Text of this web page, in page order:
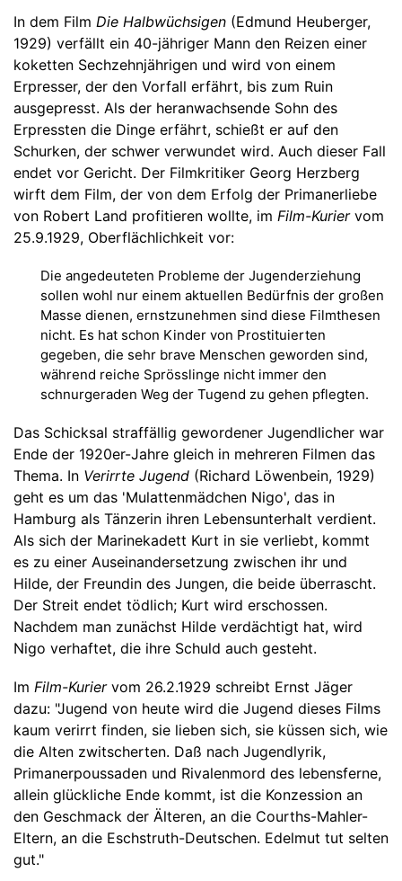
In dem Film Die Halbwüchsigen (Edmund Heuberger,
1929) verfällt ein 40-jähriger Mann den Reizen einer
koketten Sechzehnjährigen und wird von einem
Erpresser, der den Vorfall erfährt, bis zum Ruin
ausgepresst. Als der heranwachsende Sohn des
Erpressten die Dinge erfährt, schießt er auf den
Schurken, der schwer verwundet wird. Auch dieser Fall
endet vor Gericht. Der Filmkritiker Georg Herzberg
wirft dem Film, der von dem Erfolg der Primanerliebe
von Robert Land profitieren wollte, im Film-Kuriervom
25.9.1929, Oberflächlichkeit vor:
Die angedeuteten Probleme der Jugenderziehung
sollen wohl nur einem aktuellen Bedürfnis der großen
Masse dienen, ernstzunehmen sind diese Filmthesen
nicht. Es hat schon Kinder von Prostituierten
gegeben, die sehr brave Menschen geworden sind,
während reiche Sprösslinge nicht immer den
schnurgeraden Weg der Tugend zu gehen pflegten.
Das Schicksal straffällig gewordener Jugendlicher war
Ende der 1920er-Jahre gleich in mehreren Filmen das
Thema. In Verirrte Jugend (Richard Löwenbein, 1929)
geht es um das 'Mulattenmädchen Nigo', das in
Hamburg als Tänzerin ihren Lebensunterhalt verdient.
Als sich der Marinekadett Kurt in sie verliebt, kommt
es zu einer Auseinandersetzung zwischen ihr und
Hilde, der Freundin des Jungen, die beide überrascht.
Der Streit endet tödlich; Kurt wird erschossen.
Nachdem man zunächst Hilde verdächtigt hat, wird
Nigo verhaftet, die ihre Schuld auch gesteht.
Im Film-Kuriervom 26.2.1929 schreibt Ernst Jäger
dazu: "Jugend von heute wird die Jugend dieses Films
kaum verirrt finden, sie lieben sich, sie küssen sich, wie
die Alten zwitscherten. Daß nach Jugendlyrik,
Primanerpoussaden und Rivalenmord des lebensferne,
allein glückliche Ende kommt, ist die Konzession an
den Geschmack der Älteren, an die Courths-Mahler-
Eltern, an die Eschstruth-Deutschen. Edelmut tut selten
gut."